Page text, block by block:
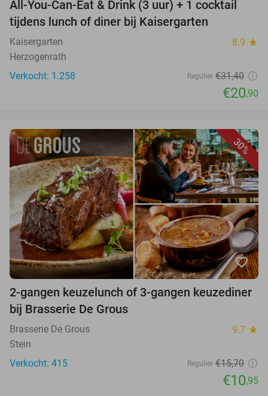
All-You-Can-Eat & Drink (3 uur) + 1 cocktail
tijdens lunch of diner bij Kaisergarten
Kaisergarten 8.9 star
Herzogenrath
Verkocht: 1.258
Regulier €31,40
€20,90
30%
favorite_border
2-gangen keuzelunch of 3-gangen keuzediner
bij Brasserie De Grous
Brasserie De Grous 9.7 star
Stein
Verkocht: 415
Regulier €15,70
€10,95